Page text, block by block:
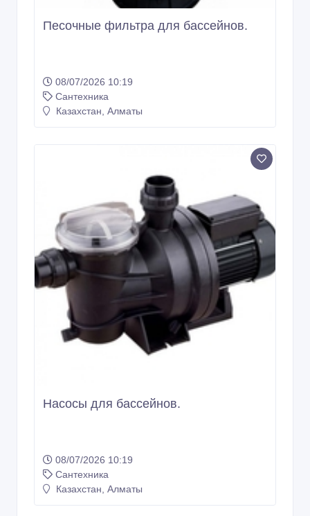
Песочные фильтра для бассейнов.
08/07/2026 10:19
Сантехника
Казахстан, Алматы
Насосы для бассейнов.
08/07/2026 10:19
Сантехника
Казахстан, Алматы